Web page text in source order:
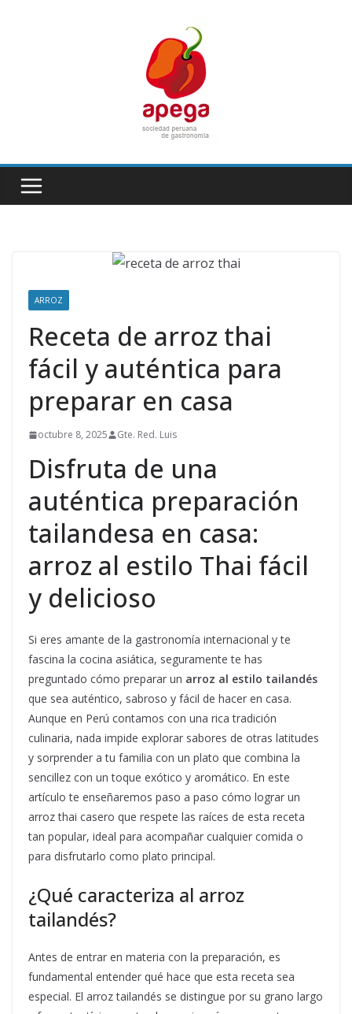
ARROZ
Receta de arroz thai
fácil y auténtica para
preparar en casa
octubre 8, 2025 Gte. Red. Luis
Disfruta de una
auténtica preparación
tailandesa en casa:
arroz al estilo Thai fácil
y delicioso
Si eres amante de la gastronomía internacional y te
fascina la cocina asiática, seguramente te has
preguntado cómo preparar un arroz al estilo tailandés
que sea auténtico, sabroso y fácil de hacer en casa.
Aunque en Perú contamos con una rica tradición
culinaria, nada impide explorar sabores de otras latitudes
y sorprender a tu familia con un plato que combina la
sencillez con un toque exótico y aromático. En este
artículo te enseñaremos paso a paso cómo lograr un
arroz thai casero que respete las raíces de esta receta
tan popular, ideal para acompañar cualquier comida o
para disfrutarlo como plato principal.
¿Qué caracteriza al arroz
tailandés?
Antes de entrar en materia con la preparación, es
fundamental entender qué hace que esta receta sea
especial. El arroz tailandés se distingue por su grano largo